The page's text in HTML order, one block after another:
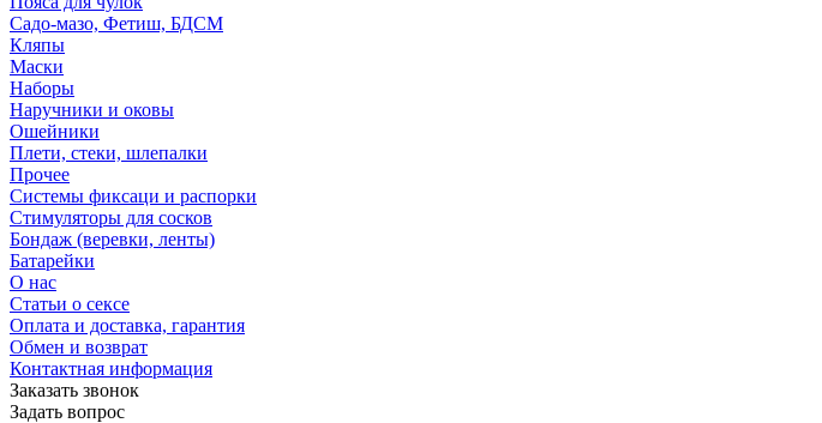
Садо-мазо, Фетиш, БДСМ
Кляпы
Маски
Наборы
Наручники и оковы
Ошейники
Плети, стеки, шлепалки
Прочее
Системы фиксаци и распорки
Стимуляторы для сосков
Бондаж (веревки, ленты)
Батарейки
О нас
Статьи о сексе
Оплата и доставка, гарантия
Обмен и возврат
Контактная информация
Заказать звонок
Задать вопрос